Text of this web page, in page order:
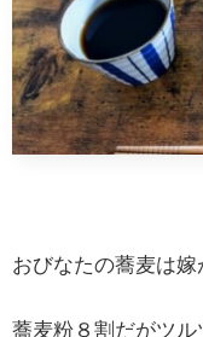
おびなたの蕎麦は嫁
蕎麦粉８割だがツル